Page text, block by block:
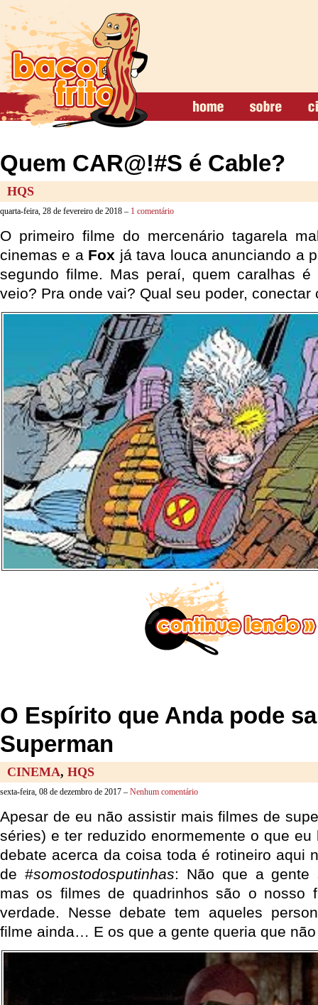
Quem CAR@!#S é Cable?
HQS
quarta-feira, 28 de fevereiro de 2018 – 1 comentário
O primeiro filme do mercenário tagarela
cinemas e a Fox já tava louca anunciando a
segundo filme. Mas peraí, quem caralhas
veio? Pra onde vai? Qual seu poder, conectar
O Espírito que Anda pode
Superman
CINEMA, HQS
sexta-feira, 08 de dezembro de 2017 – Nenhum comentário
Apesar de eu não assistir mais filmes de
séries) e ter reduzido enormemente o que
debate acerca da coisa toda é rotineiro aqui
de #somostodosputinhas: Não que a gente
mas os filmes de quadrinhos são o nosso
verdade. Nesse debate tem aqueles
filme ainda… E os que a gente queria que